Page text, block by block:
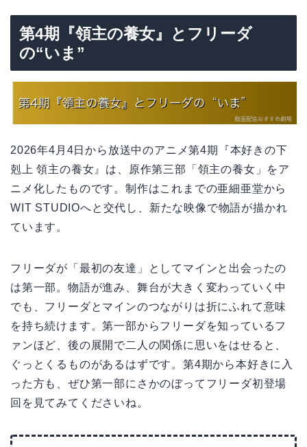
第4期『領主の養女』とフリーダ
の“いま”
2026年4月4日から放送中のアニメ第4期『本好きの下
剋上 領主の養女』は、原作第三部「領主の養女」をア
ニメ化したものです。制作はこれまでの亜細亜堂から
WIT STUDIOへと交代し、新たな映像で物語が描かれ
ています。
フリーダが「最初の友達」としてマインと出会ったの
は第一部。物語が進み、舞台が大きく変わっていく中
でも、フリーダとマインのつながりは折にふれて意味
を持ち続けます。第一部からフリーダを知っているフ
ァンほど、後の展開で二人の関係に思いをはせると、
ぐっとくるものがあるはずです。第4期から本好きに入
った方も、ぜひ第一部にさかのぼってフリーダ初登場
回を見てみてくださいね。